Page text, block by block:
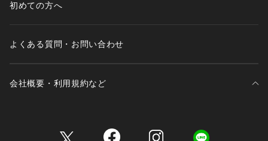
初めての方へ
よくある質問・お問い合わせ
会社概要・利用規約など